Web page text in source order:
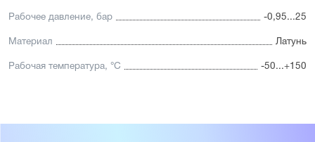
Рабочее давление, бар -0,95...25
Материал Латунь
Рабочая температура, °С -50...+150